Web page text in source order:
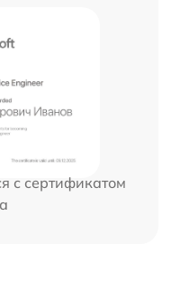
с сертификатом